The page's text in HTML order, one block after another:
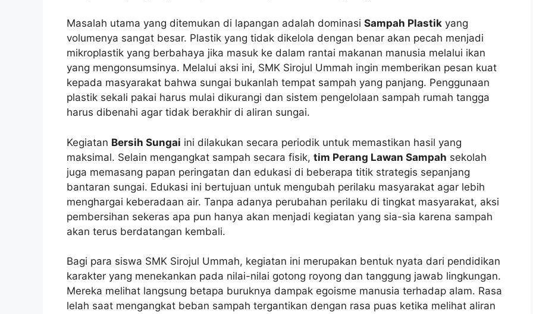
Masalah utama yang ditemukan di lapangan adalah dominasi Sampah Plastik yang
volumenya sangat besar. Plastik yang tidak dikelola dengan benar akan pecah menjadi
mikroplastik yang berbahaya jika masuk ke dalam rantai makanan manusia melalui ikan
yang mengonsumsinya. Melalui aksi ini, SMK Sirojul Ummah ingin memberikan pesan kuat
kepada masyarakat bahwa sungai bukanlah tempat sampah yang panjang. Penggunaan
plastik sekali pakai harus mulai dikurangi dan sistem pengelolaan sampah rumah tangga
harus dibenahi agar tidak berakhir di aliran sungai.
Kegiatan Bersih Sungai ini dilakukan secara periodik untuk memastikan hasil yang
maksimal. Selain mengangkat sampah secara fisik, tim Perang Lawan Sampah sekolah
juga memasang papan peringatan dan edukasi di beberapa titik strategis sepanjang
bantaran sungai. Edukasi ini bertujuan untuk mengubah perilaku masyarakat agar lebih
menghargai keberadaan air. Tanpa adanya perubahan perilaku di tingkat masyarakat, aksi
pembersihan sekeras apa pun hanya akan menjadi kegiatan yang sia-sia karena sampah
akan terus berdatangan kembali.
Bagi para siswa SMK Sirojul Ummah, kegiatan ini merupakan bentuk nyata dari pendidikan
karakter yang menekankan pada nilai-nilai gotong royong dan tanggung jawab lingkungan.
Mereka melihat langsung betapa buruknya dampak egoisme manusia terhadap alam. Rasa
lelah saat mengangkat beban sampah tergantikan dengan rasa puas ketika melihat aliran